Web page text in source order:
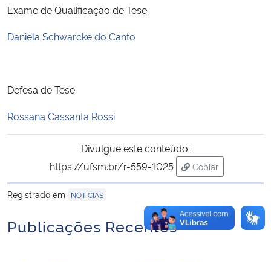
Advocacia-Geral da União
Banco Central do Brasil
Exame de Qualificação de Tese
Daniela Schwarcke do Canto
Defesa de Tese
Rossana Cassanta Rossi
Divulgue este conteúdo:
https://ufsm.br/r-559-1025
Copiar
para área de
Registrado em
NOTÍCIAS
Publicações Recentes